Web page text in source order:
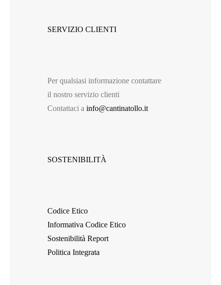
SERVIZIO CLIENTI
Per qualsiasi informazione contattare
il nostro servizio clienti
Contattaci a info@cantinatollo.it
SOSTENIBILITÀ
Codice Etico
Informativa Codice Etico
Sostenibilità Report
Politica Integrata